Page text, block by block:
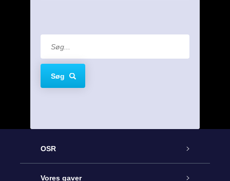
Søg
OSR
Kundeservice
Vores gaver